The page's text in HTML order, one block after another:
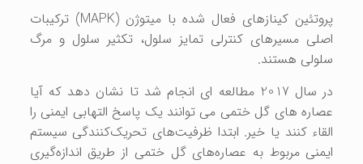
پروتئین کینازهای فعال شده با میتوژن (MAPK) ترکیبات
اصلی مسیرهای کنترلی تمایز سلول، تکثیر سلول و مرگ
سلولی هستند.
در سال 2017 مطالعه ای انجام شد تا نشان دهد که آیا
عصاره های گل ختمی می توانند یک پاسخ التهابی ایمنی را
القاء کنند یا خیر. ابتدا ظرفیت‌های تحریک‌کنندگی سیستم
ایمنی مربوط به عصاره‌های گل ختمی از طریق اندازه‌گیری